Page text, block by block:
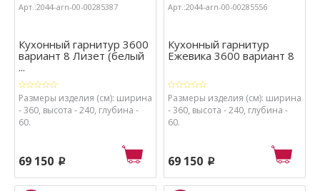
Арт.:2044-arn-00-00285387
Кухонный гарнитур 3600
вариант 8 Лизет (белый
...
Размеры изделия (см): ширина
- 360, высота - 240, глубина -
60.
69 150 p
Арт.:2044-arn-00-00285556
Кухонный гарнитур
Ежевика 3600 вариант 8
Размеры изделия (см): ширина
- 360, высота - 240, глубина -
60.
69 150 p